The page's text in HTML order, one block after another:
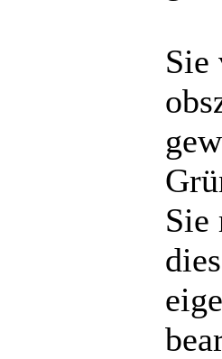
Sie
Sie